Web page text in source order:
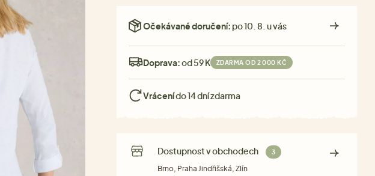
Očekávané doručení: po 10. 8. u vás
Doprava:od 59 Kč ZDARMA OD 2 000 KČ
Vrácenído 14 dní zdarma
Dostupnost v obchodech 3
Brno, Praha Jindřišská, Zlín